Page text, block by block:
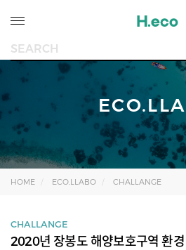
HOME ECO.LLABO CHALLANGE
CHALLANGE
2020년 장봉도 해양보호구역 환